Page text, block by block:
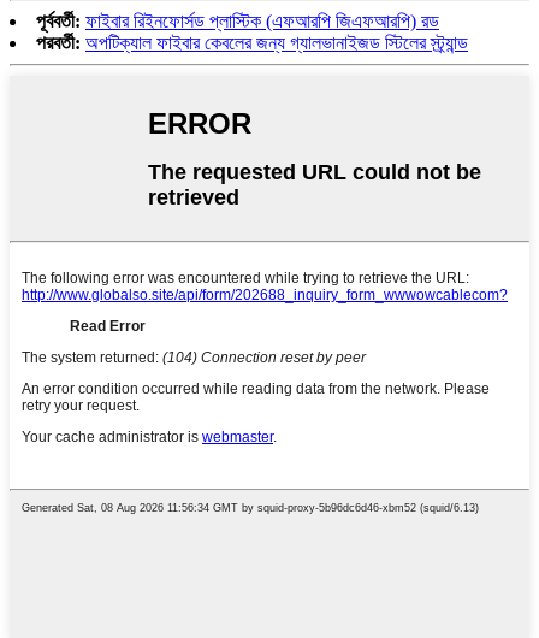
পূর্ববর্তী: ফাইবার রিইনফোর্সড প্লাস্টিক (এফআরপি জিএফআরপি) রড
পরবর্তী: অপটিক্যাল ফাইবার কেবলের জন্য গ্যালভানাইজড স্টিলের স্ট্র্যান্ড